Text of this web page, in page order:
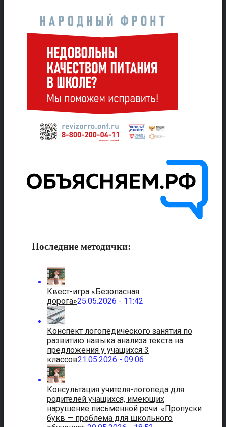
Последние методички:
Квест-игра «Безопасная
дорога»25.05.2026 - 11:42
Конспект логопедического занятия по
развитию навыка анализа текста на
предложения у учащихся 3
классов21.05.2026 - 09:06
Консультация учителя-логопеда для
родителей учащихся, имеющих
нарушение письменной речи. «Пропуски
букв — проблема для школьного